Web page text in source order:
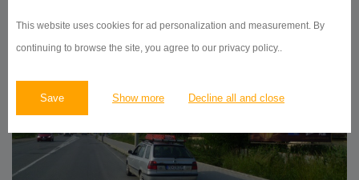
This website uses cookies for ad personalization and measurement. By
continuing to browse the site, you agree to our privacy policy..
Save Show more Decline all and close